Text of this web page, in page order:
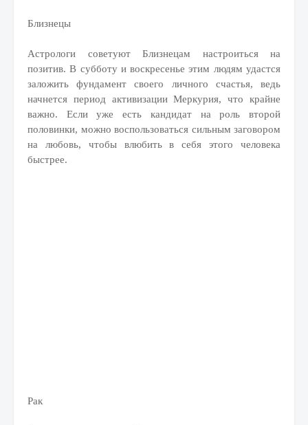
Близнецы
Астрологи советуют Близнецам настроиться на
позитив. В субботу и воскресенье этим людям удастся
заложить фундамент своего личного счастья, ведь
начнется период активизации Меркурия, что крайне
важно. Если уже есть кандидат на роль второй
половинки, можно воспользоваться сильным заговором
на любовь, чтобы влюбить в себя этого человека
быстрее.
Рак